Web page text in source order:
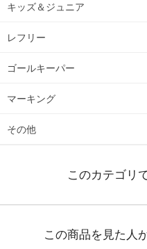
キッズ＆ジュニア
レフリー
ゴールキーパー
マーキング
その他